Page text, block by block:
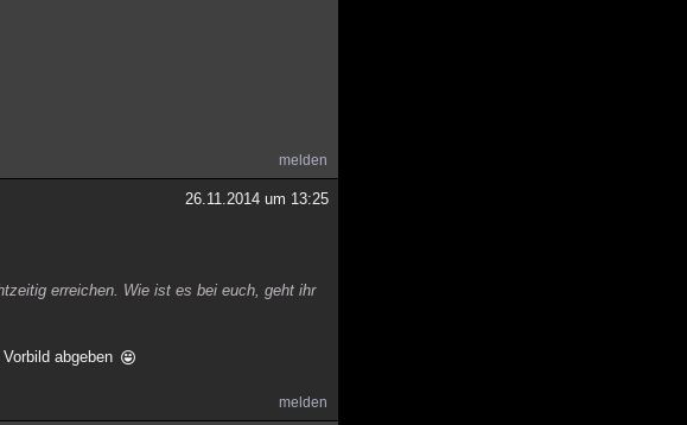
melden
26.11.2014 um 13:25
erreichen. Wie ist es bei euch, geht ihr
abgeben
melden